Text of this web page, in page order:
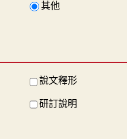
其他
說文釋形
研訂說明